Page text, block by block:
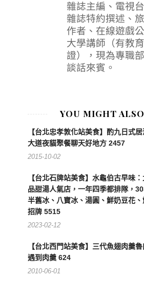
雜誌主編、電視
雜誌特約撰述、
作者、在線遊戲
大學講師（有教
證），現為專職
談話來賓。
YOU MIGHT
【台北忠孝敦化站美食】酌九日式
大道夜貓聚餐聊天好地方 2457
2015-10-02
【台北石牌站美食】水龜伯古早味
品甜湯人氣店，一年四季都排隊，
半舊冰、八寶冰、湯圓、鮮奶豆花
招牌 5515
2023-02-12
【台北西門站美食】三代魚翅肉羹
遇到肉羹 624
2010-06-01